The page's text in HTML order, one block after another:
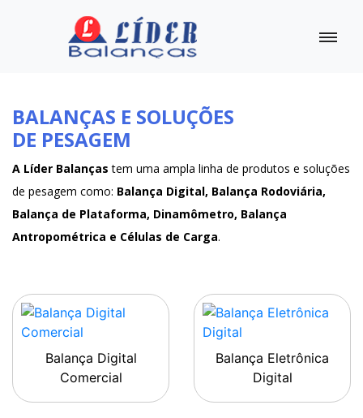
BALANÇAS E SOLUÇÕES
DE PESAGEM
A Líder Balanças tem uma ampla linha de produtos e soluções
de pesagem como: Balança Digital, Balança Rodoviária,
Balança de Plataforma, Dinamômetro, Balança
Antropométrica e Células de Carga.
Balança Digital
Comercial
Balança Eletrônica
Digital